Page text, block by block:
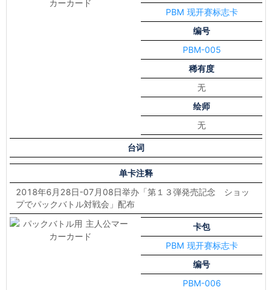
PBM 现开赛标志卡
编号
PBM-005
稀有度
无
绘师
无
台词
单卡注释
2018年6月28日-07月08日举办「第１３弾発売記念 ショッ
プでパックバトル対戦会」配布
卡包
PBM 现开赛标志卡
编号
PBM-006